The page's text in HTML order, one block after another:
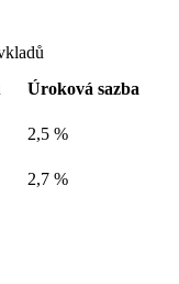
Úroková sazba
2,5 %
2,7 %